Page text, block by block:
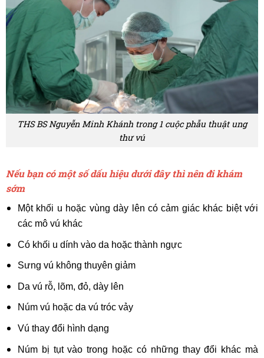
THS BS Nguyễn Minh Khánh trong 1 cuộc phẫu thuật ung
thư vú
Nếu bạn có một số dấu hiệu dưới đây thì nên đi khám
sớm
Một khối u hoặc vùng dày lên có cảm giác khác biệt với
các mô vú khác
Có khối u dính vào da hoặc thành ngực
Sưng vú không thuyên giảm
Da vú rỗ, lõm, đỏ, dày lên
Núm vú hoặc da vú tróc vảy
Vú thay đổi hình dạng
Núm bị tụt vào trong hoặc có những thay đổi khác mà